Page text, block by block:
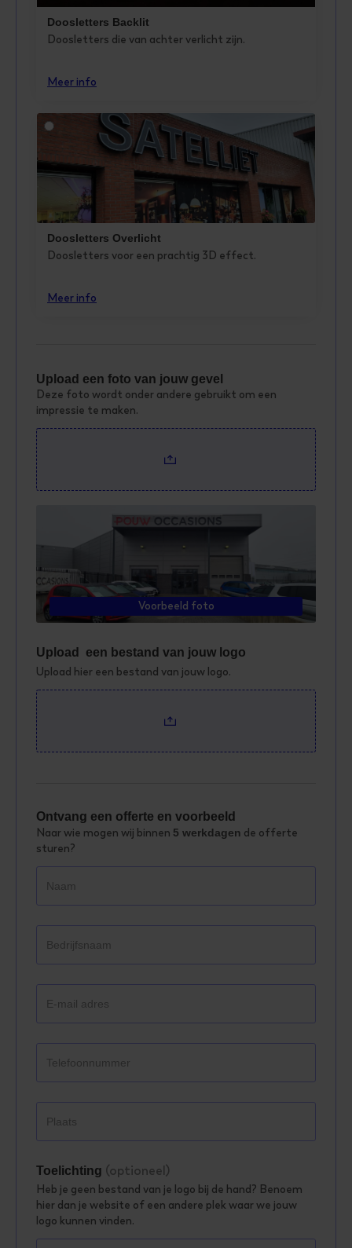
Doosletters Backlit
Doosletters die van achter verlicht zijn.
Meer info
Doosletters Overlicht
Doosletters voor een prachtig 3D effect.
Meer info
Upload een foto van jouw gevel
Deze foto wordt onder andere gebruikt om een
impressie te maken.
Voorbeeld foto
Upload een bestand van jouw logo
Upload hier een bestand van jouw logo.
Ontvang een offerte en voorbeeld
Naar wie mogen wij binnen 5 werkdagen de offerte
sturen?
Toelichting (optioneel)
Heb je geen bestand van je logo bij de hand? Benoem
hier dan je website of een andere plek waar we jouw
logo kunnen vinden.